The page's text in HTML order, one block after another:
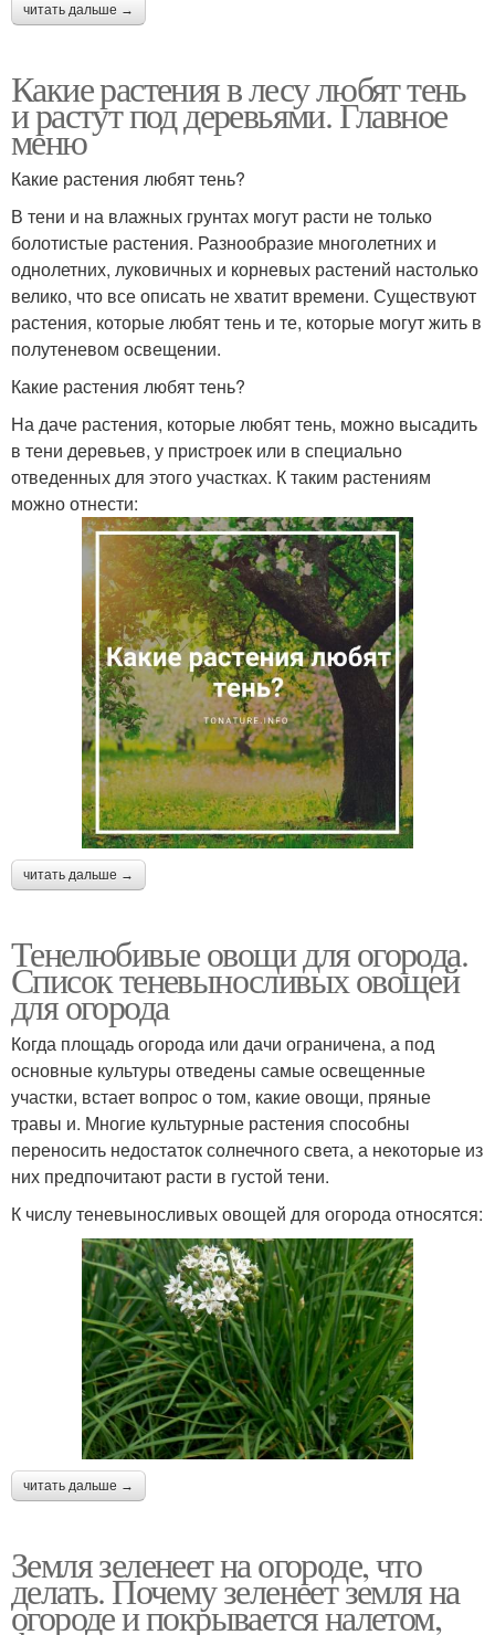
читать дальше →
Какие растения в лесу любят тень
и растут под деревьями. Главное
меню
Какие растения любят тень?
В тени и на влажных грунтах могут расти не только
болотистые растения. Разнообразие многолетних и
однолетних, луковичных и корневых растений настолько
велико, что все описать не хватит времени. Существуют
растения, которые любят тень и те, которые могут жить в
полутеневом освещении.
Какие растения любят тень?
На даче растения, которые любят тень, можно высадить
в тени деревьев, у пристроек или в специально
отведенных для этого участках. К таким растениям
можно отнести:
читать дальше →
Тенелюбивые овощи для огорода.
Список теневыносливых овощей
для огорода
Когда площадь огорода или дачи ограничена, а под
основные культуры отведены самые освещенные
участки, встает вопрос о том, какие овощи, пряные
травы и. Многие культурные растения способны
переносить недостаток солнечного света, а некоторые из
них предпочитают расти в густой тени.
К числу теневыносливых овощей для огорода относятся:
читать дальше →
Земля зеленеет на огороде, что
делать. Почему зеленеет земля на
огороде и покрывается налетом,